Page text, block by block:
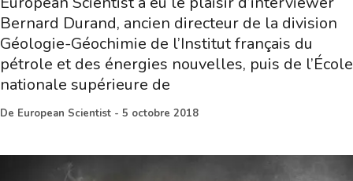
Bernard Durand, ancien directeur de la division
Géologie-Géochimie de l’Institut français du
pétrole et des énergies nouvelles, puis de l’École
nationale supérieure de
De European Scientist - 5 octobre 2018